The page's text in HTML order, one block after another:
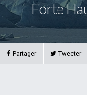
Forte
Partager Tweeter